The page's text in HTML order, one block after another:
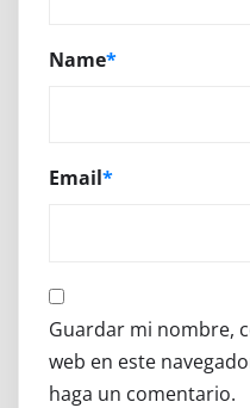
Name*
Email*
Guardar mi nombre,
web en este
haga un comentario.